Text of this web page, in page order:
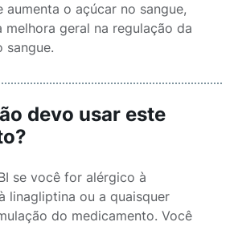
aumenta o açúcar no sangue,
melhora geral na regulação da
sangue.
devo usar este
se você for alérgico à
linagliptina ou a quaisquer
do medicamento. Você